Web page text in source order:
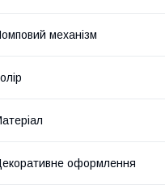
механізм
оформлення